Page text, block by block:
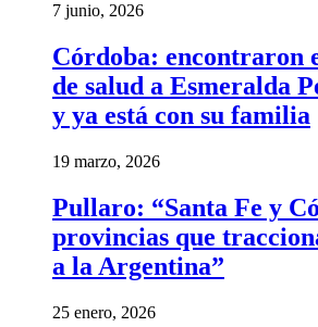
7 junio, 2026
Córdoba: encontraron
de salud a Esmeralda
y ya está con su familia
19 marzo, 2026
Pullaro: “Santa Fe y
provincias que
a la Argentina”
25 enero, 2026